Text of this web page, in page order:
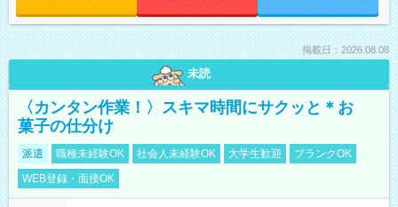
掲載日：2026.08.08
未読
〈カンタン作業！〉スキマ時間にサクッと＊お
菓子の仕分け
派遣 職種未経験OK 社会人未経験OK 大学生歓迎
ブランクOK
WEB登録・面接OK